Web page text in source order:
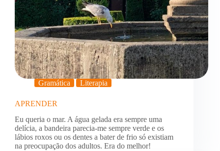
Gramática Literapia
APRENDER
Eu queria o mar. A água gelada era sempre uma
delícia, a bandeira parecia-me sempre verde e os
lábios roxos ou os dentes a bater de frio só existiam
na preocupação dos adultos. Era do melhor!